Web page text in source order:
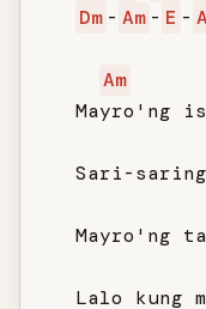
Dm - Am - E -
Am
Mayro'ng
Sari-
Mayro'ng
Lalo kung